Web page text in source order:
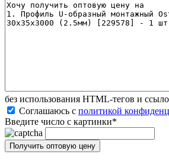
без иcпользования HTML-тегов и
Соглашаюсь с политикой
Введите число с картинки*